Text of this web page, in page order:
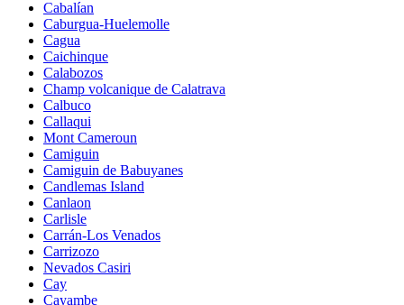
Cabalían
Caburgua-Huelemolle
Cagua
Caichinque
Calabozos
Champ volcanique de Calatrava
Calbuco
Callaqui
Mont Cameroun
Camiguin
Camiguin de Babuyanes
Candlemas Island
Canlaon
Carlisle
Carrán-Los Venados
Carrizozo
Nevados Casiri
Cay
Cayambe